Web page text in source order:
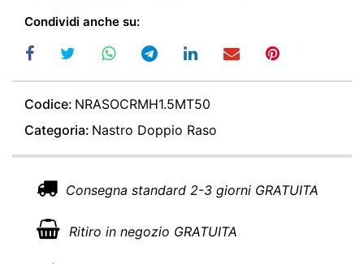
Condividi anche su:
Codice: NRASOCRMH1.5MT50
Categoria: Nastro Doppio Raso
Consegna standard 2-3 giorni GRATUITA
Ritiro in negozio GRATUITA